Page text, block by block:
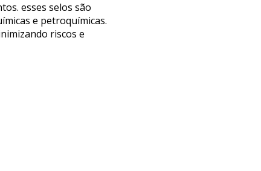
esses selos são
e petroquímicas.
riscos e